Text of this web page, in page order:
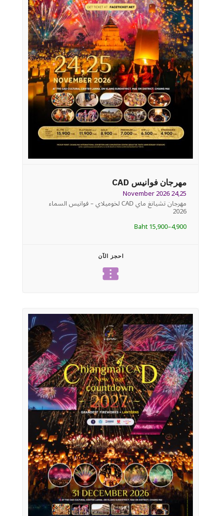
مهرجان فوانيس CAD
24,25 November 2026
مهرجان تشيانغ ماي CAD لخوميلاي – فوانيس السماء
2026
4,900–15,900 Baht
احجز الآن
confirmation_number